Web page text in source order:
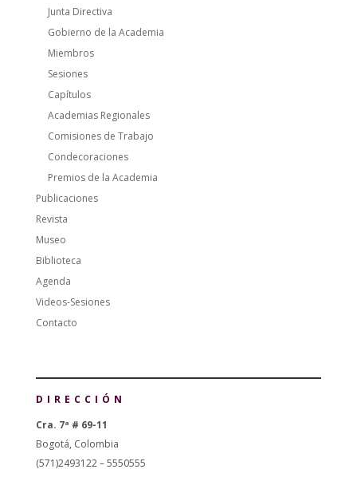
Junta Directiva
Gobierno de la Academia
Miembros
Sesiones
Capítulos
Academias Regionales
Comisiones de Trabajo
Condecoraciones
Premios de la Academia
Publicaciones
Revista
Museo
Biblioteca
Agenda
Videos-Sesiones
Contacto
DIRECCIÓN
Cra. 7ª # 69-11
Bogotá, Colombia
(571)2493122 – 5550555